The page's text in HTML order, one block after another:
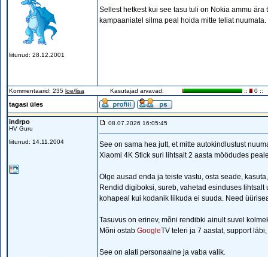
liitunud: 28.12.2001
Sellest hetkest kui see tasu tuli on Nokia ammu
kampaaniatel silma peal hoida mitte teliat nuumata.
Kommentaarid: 235 loe/lisa Kasutajad arvavad: :: 0 ::
tagasi üles
indrpo
HV Guru
liitunud: 14.11.2004
08.07.2026 16:05:45
See on sama hea jutt, et mitte autokindlustust
Xiaomi 4K Stick suri lihtsalt 2 aasta möödudes
Olge ausad enda ja teiste vastu, osta seade,
Rendid digiboksi, sureb, vahetad esinduses
kohapeal kui kodanik liikuda ei suuda. Need
Tasuvus on erinev, mõni rendibki ainult suvel
Mõni ostab GoogleTV teleri ja 7 aastat, support
See on alati personaalne ja vaba valik.